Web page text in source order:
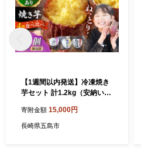
【1週間以内発送】冷凍焼き
芋セット 計1.2kg（安納いも/
口蜜いも）レンジ 五島市/芋
蔵林 [PDO002]スピード発送
寄附金額 15,000円
長崎県五島市